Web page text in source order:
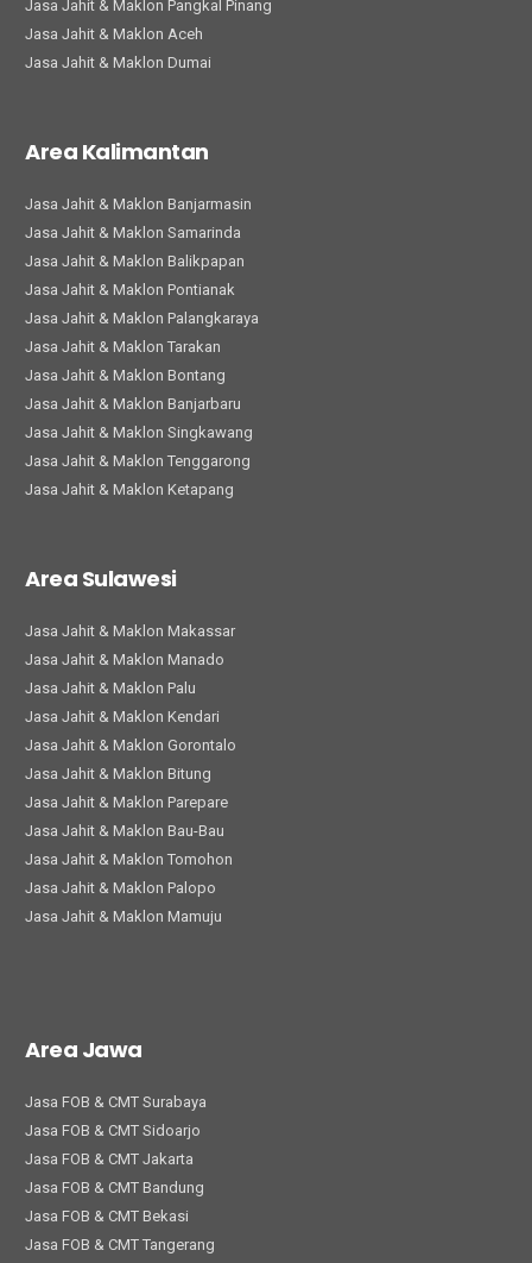
Jasa Jahit & Maklon Pangkal Pinang
Jasa Jahit & Maklon Aceh
Jasa Jahit & Maklon Dumai
Area Kalimantan
Jasa Jahit & Maklon Banjarmasin
Jasa Jahit & Maklon Samarinda
Jasa Jahit & Maklon Balikpapan
Jasa Jahit & Maklon Pontianak
Jasa Jahit & Maklon Palangkaraya
Jasa Jahit & Maklon Tarakan
Jasa Jahit & Maklon Bontang
Jasa Jahit & Maklon Banjarbaru
Jasa Jahit & Maklon Singkawang
Jasa Jahit & Maklon Tenggarong
Jasa Jahit & Maklon Ketapang
Area Sulawesi
Jasa Jahit & Maklon Makassar
Jasa Jahit & Maklon Manado
Jasa Jahit & Maklon Palu
Jasa Jahit & Maklon Kendari
Jasa Jahit & Maklon Gorontalo
Jasa Jahit & Maklon Bitung
Jasa Jahit & Maklon Parepare
Jasa Jahit & Maklon Bau-Bau
Jasa Jahit & Maklon Tomohon
Jasa Jahit & Maklon Palopo
Jasa Jahit & Maklon Mamuju
Area Jawa
Jasa FOB & CMT Surabaya
Jasa FOB & CMT Sidoarjo
Jasa FOB & CMT Jakarta
Jasa FOB & CMT Bandung
Jasa FOB & CMT Bekasi
Jasa FOB & CMT Tangerang